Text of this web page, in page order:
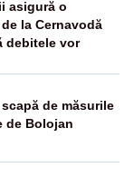
asigură o
la Cernavodă
debitele vor
de măsurile
de Bolojan